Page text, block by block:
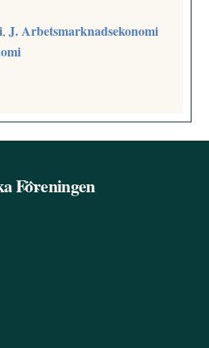
,J. Arbetsmarknadsekonomi
Back
Föreningen